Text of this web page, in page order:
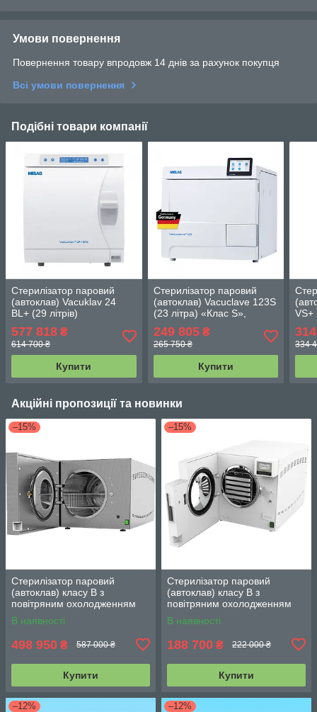
Умови повернення
Повернення товару впродовж 14 днів за рахунок покупця
Всі умови повернення
Подібні товари компанії
Стерилізатор паровий
(автоклав) Vacuklav 24
BL+ (29 літрів)
577 818 ₴
614 700 ₴
Купити
Стерилізатор паровий
(автоклав) Vacuclave 123S
(23 літра) «Клас S»,
249 805₴
265 750 ₴
Купити
VS+
334
Акційні пропозиції та новинки
–15%
Стерилізатор паровий
(автоклав) класу B з
повітряним охолодженням
Q82B на 46л
В наявності
498 950 ₴ 587 000 ₴
Купити
–15%
Стерилізатор паровий
(автоклав) класу B з
повітряним охолодженням
Q70B на 23л
В наявності
188 700 ₴ 222 000 ₴
Купити
–12% –12%